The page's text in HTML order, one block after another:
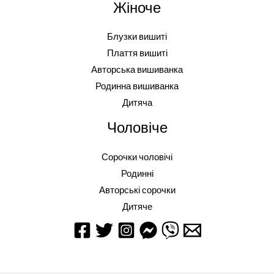
Жіноче
Блузки вишиті
Плаття вишиті
Авторська вишиванка
Родинна вишиванка
Дитяча
Чоловіче
Сорочки чоловічі
Родинні
Авторські сорочки
Дитяче